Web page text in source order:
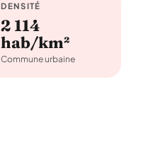
DENSITÉ
2 114
hab/km²
Commune urbaine